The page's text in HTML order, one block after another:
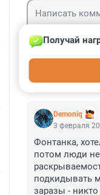
Demoniq
Получай
3 февраля
Фонтанка,
потом люди не
подкидывать
заразы -